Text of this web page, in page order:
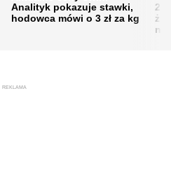
Analityk pokazuje stawki,
hodowca mówi o 3 zł za kg
REKLAMA